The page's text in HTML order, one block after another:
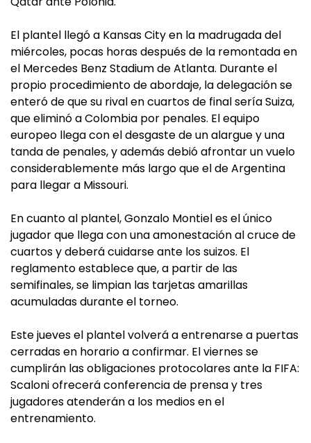
El plantel llegó a Kansas City en la madrugada del
miércoles, pocas horas después de la remontada en
el Mercedes Benz Stadium de Atlanta. Durante el
propio procedimiento de abordaje, la delegación se
enteró de que su rival en cuartos de final sería Suiza,
que eliminó a Colombia por penales. El equipo
europeo llega con el desgaste de un alargue y una
tanda de penales, y además debió afrontar un vuelo
considerablemente más largo que el de Argentina
para llegar a Missouri.
En cuanto al plantel, Gonzalo Montiel es el único
jugador que llega con una amonestación al cruce de
cuartos y deberá cuidarse ante los suizos. El
reglamento establece que, a partir de las
semifinales, se limpian las tarjetas amarillas
acumuladas durante el torneo.
Este jueves el plantel volverá a entrenarse a puertas
cerradas en horario a confirmar. El viernes se
cumplirán las obligaciones protocolares ante la FIFA:
Scaloni ofrecerá conferencia de prensa y tres
jugadores atenderán a los medios en el
entrenamiento.